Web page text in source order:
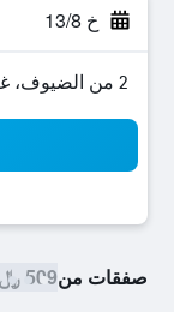
خ 13/8
2 من الضيوف، غرفة واحدة
صفقات من509 ﷼